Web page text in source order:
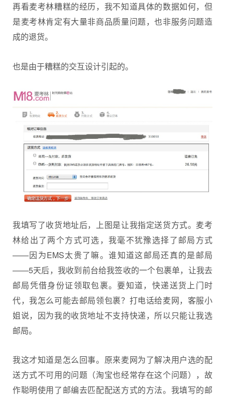
再看麦考林糟糕的经历，我不知道具体的数据如何，但
是麦考林肯定有大量非商品质量问题，也非服务问题造
成的退货。
也是由于糟糕的交互设计引起的。
我填写了收货地址后，上图是让我指定送货方式。麦考
林给出了两个方式可选，我毫不犹豫选择了邮局方式
——因为EMS太贵了嘛。谁知道这邮局还真的是邮局
——5天后，我收到前台给我签收的一个包裹单，让我去
邮局凭借身份证领取包裹。要知道，快递送货上门时
代，我怎么可能去邮局领包裹？打电话给麦网，客服小
姐说，因为我的收货地址不支持快递，所以只能让我选
邮局。
我这才知道是怎么回事。原来麦网为了解决用户选的配
送方式不可用的问题（淘宝也经常存在这个问题），故
作聪明使用了邮编去匹配配送方式的方法。我填写的邮